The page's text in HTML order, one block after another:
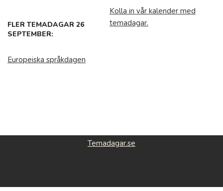
FLER TEMADAGAR 26
SEPTEMBER:
Europeiska språkdagen
Kolla in vår kalender med
temadagar.
Temadagar.se